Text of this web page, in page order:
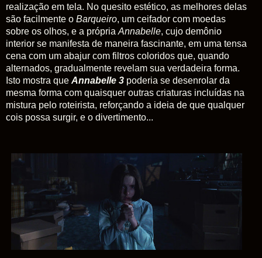
realização em tela. No quesito estético, as melhores delas
são facilmente o Barqueiro, um ceifador com moedas
sobre os olhos, e a própria Annabelle, cujo demônio
interior se manifesta de maneira fascinante, em uma tensa
cena com um abajur com filtros coloridos que, quando
alternados, gradualmente revelam sua verdadeira forma.
Isto mostra que Annabelle 3 poderia se desenrolar da
mesma forma com quaisquer outras criaturas incluídas na
mistura pelo roteirista, reforçando a ideia de que qualquer
cois possa surgir, e o divertimento...